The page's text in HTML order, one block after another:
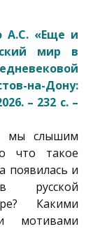
А.С. «Еще и
мир в
на-Дону:
– 232 с. –
мы слышим
что такое
появилась и
русской
Какими
мотивами